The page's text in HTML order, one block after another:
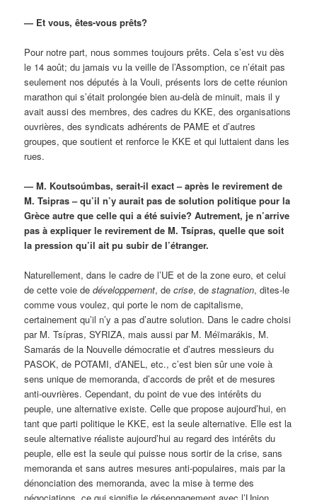
— Et vous, êtes-vous prêts?
Pour notre part, nous sommes toujours prêts. Cela s’est vu dès
le 14 août; du jamais vu la veille de l’Assomption, ce n’était pas
seulement nos députés à la Vouli, présents lors de cette réunion
marathon qui s’était prolongée bien au-delà de minuit, mais il y
avait aussi des membres, des cadres du KKE, des organisations
ouvrières, des syndicats adhérents de PAME et d’autres
groupes, que soutient et renforce le KKE et qui luttaient dans les
rues.
— M. Koutsoúmbas, serait-il exact – après le revirement de
M. Tsipras – qu’il n’y aurait pas de solution politique pour la
Grèce autre que celle qui a été suivie? Autrement, je n’arrive
pas à expliquer le revirement de M. Tsípras, quelle que soit
la pression qu’il ait pu subir de l’étranger.
Naturellement, dans le cadre de l’UE et de la zone euro, et celui
de cette voie dedéveloppement, decrise, destagnation, dites-le
comme vous voulez, qui porte le nom de capitalisme,
certainement qu’il n’y a pas d’autre solution. Dans le cadre choisi
par M. Tsípras, SYRIZA, mais aussi par M. Méïmarákis, M.
Samarás de la Nouvelle démocratie et d’autres messieurs du
PASOK, de POTAMI, d’ANEL, etc., c’est bien sûr une voie à
sens unique de memoranda, d’accords de prêt et de mesures
anti-ouvrières. Cependant, du point de vue des intérêts du
peuple, une alternative existe. Celle que propose aujourd’hui, en
tant que parti politique le KKE, est la seule alternative. Elle est la
seule alternative réaliste aujourd’hui au regard des intérêts du
peuple, elle est la seule qui puisse nous sortir de la crise, sans
memoranda et sans autres mesures anti-populaires, mais par la
dénonciation des memoranda, avec la mise à terme des